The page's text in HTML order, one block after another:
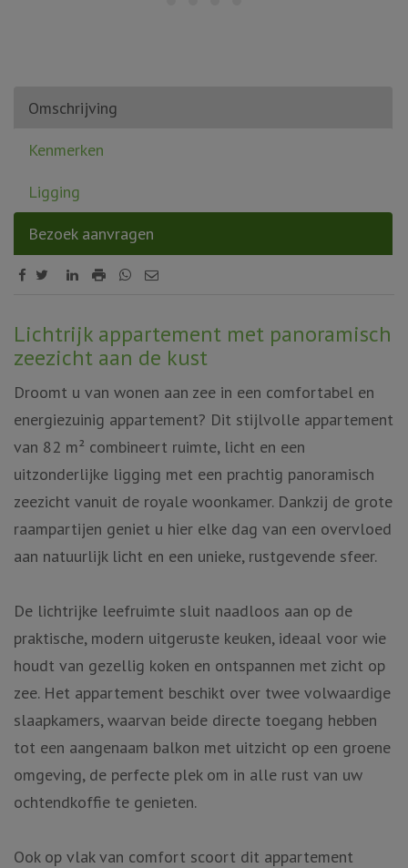
Omschrijving
Kenmerken
Ligging
Bezoek aanvragen
Omschrijving
Lichtrijk appartement met panoramisch
zeezicht aan de kust
Droomt u van wonen aan zee in een comfortabel en
energiezuinig appartement? Dit stijlvolle appartement
van 82 m² combineert ruimte, licht en een
uitzonderlijke ligging met een prachtig panoramisch
zeezicht vanuit de royale woonkamer. Dankzij de grote
raampartijen geniet u hier elke dag van een overvloed
aan natuurlijk licht en een unieke, rustgevende sfeer.
De lichtrijke leefruimte sluit naadloos aan op de
praktische, modern uitgeruste keuken, ideaal voor wie
houdt van gezellig koken en ontspannen met zicht op
zee. Het appartement beschikt over twee volwaardige
slaapkamers, waarvan beide directe toegang hebben
tot een aangenaam balkon met uitzicht op een groene
omgeving, de perfecte plek om in alle rust van uw
ochtendkoffie te genieten.
Ook op vlak van comfort scoort dit appartement